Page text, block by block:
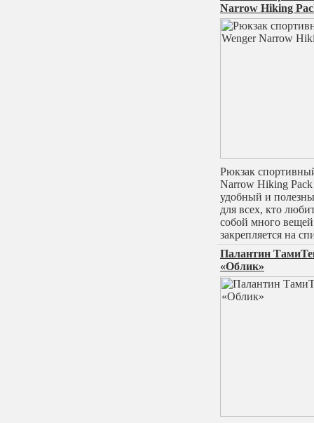
Narrow Hiking
Рюкзак
Narrow Hiking Pack
удобный и
для всех, кто
собой много
закрепляется на
Палантин
«Облик»